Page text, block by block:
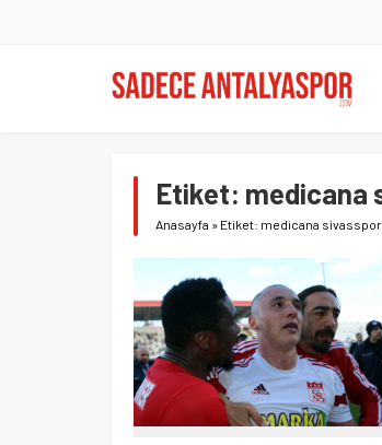
Etiket: medicana
Anasayfa » Etiket: medicana